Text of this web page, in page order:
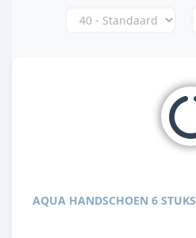
AQUA HANDSCHOEN 6 STUKS